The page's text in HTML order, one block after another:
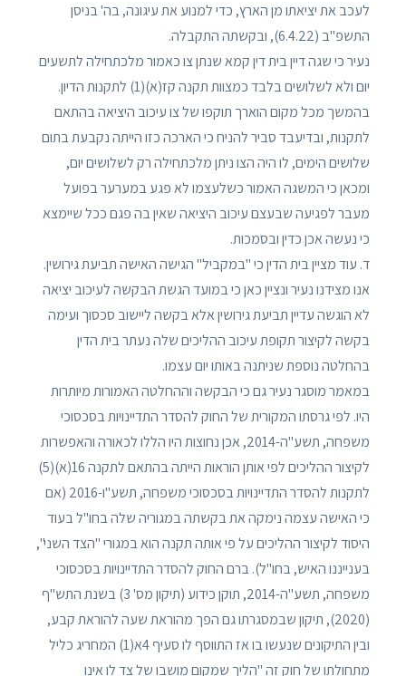
לעכב את יציאתו מן הארץ, כדי למנוע את עיגונה, בה' בניסן
התשפ"ב (6.4.22), ובקשתה התקבלה.
נעיר כי שגה דיין בית דין קמא שנתן צו כאמור מלכתחילה לתשעים
יום ולא לשלושים בלבד כמצוות תקנה קז(א)(1) לתקנות הדיון.
בהמשך מכל מקום הוארך תוקפו של צו עיכוב היציאה בהתאם
לתקנות, ובדיעבד סביר להניח כי הארכה כזו הייתה נקבעת בתום
שלושים הימים, לו היה הצו ניתן מלכתחילה רק לשלושים יום,
ומכאן כי המשגה האמור כשלעצמו לא פגע במערער בפועל
מעבר לפגיעה שבעצם עיכוב היציאה שאין בה פגם ככל שיימצא
כי נעשה אכן כדין ובסמכות.
ד. עוד מציין בית הדין כי "במקביל" הגישה האישה תביעת גירושין.
אנו מצידנו נעיר ונציין כאן כי במועד הגשת הבקשה לעיכוב יציאה
לא הוגשה עדיין תביעת גירושין אלא בקשה ליישוב סכסוך ועימה
בקשה לקיצור תקופת עיכוב ההליכים שלה נעתר בית הדין
בהחלטה נוספת שניתנה באותו יום עצמו.
במאמר מוסגר נעיר גם כי הבקשה וההחלטה האמורות מיותרות
היו. לפי גרסתו המקורית של החוק להסדר התדיינויות בסכסוכי
משפחה, תשע"ה-2014, אכן נחוצות היו הללו לכאורה והאפשרות
לקיצור ההליכים לפי אותן הוראות הייתה בהתאם לתקנה 16(א)(5)
לתקנות להסדר התדיינויות בסכסוכי משפחה, תשע"ו-2016 (אם
כי האישה עצמה נימקה את בקשתה במגוריה שלה בחו"ל בעוד
היסוד לקיצור ההליכים על פי אותה תקנה הוא במגורי "הצד השני",
בענייננו האיש, בחו"ל). ברם החוק להסדר התדיינויות בסכסוכי
משפחה, תשע"ה-2014, תוקן כידוע (תיקון מס' 3) בשנת התש"ף
(2020), תיקון שבמסגרתו גם הפך מהוראת שעה להוראת קבע,
ובין התיקונים שנעשו בו אז התווסף לו סעיף 4א(1) המחריג כליל
מתחולתו של חוק זה "הליך שמקום מושבו של צד לו אינו